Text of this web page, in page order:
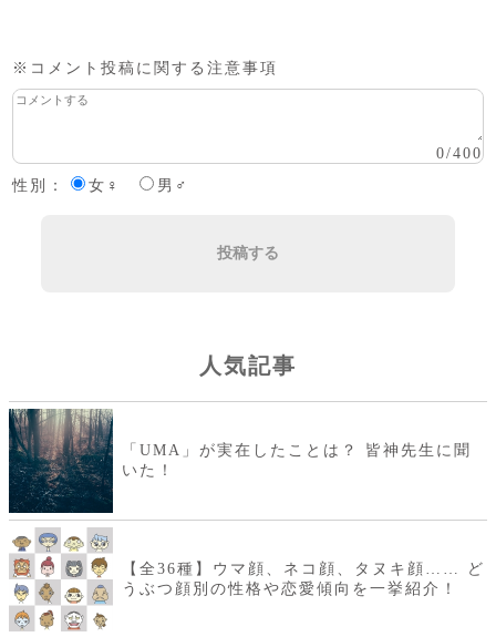
※コメント投稿に関する注意事項
0/400
性別：
女♀ 男♂
投稿する
人気記事
「UMA」が実在したことは？ 皆神先生に聞
いた！
【全36種】ウマ顔、ネコ顔、タヌキ顔…… ど
うぶつ顔別の性格や恋愛傾向を一挙紹介！